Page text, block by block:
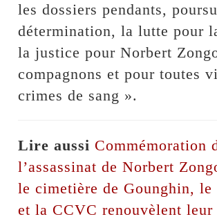
les dossiers pendants,
détermination, la lutte pour
la justice pour Norbert
compagnons et pour toutes
crimes de sang ».
Lire aussi Commémoration
l’assassinat de Norbert
le cimetière de Gounghin, le
et la CCVC renouvèlent leur